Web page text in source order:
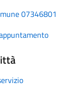
07346801